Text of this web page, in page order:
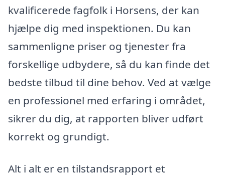
kvalificerede fagfolk i Horsens, der kan
hjælpe dig med inspektionen. Du kan
sammenligne priser og tjenester fra
forskellige udbydere, så du kan finde det
bedste tilbud til dine behov. Ved at vælge
en professionel med erfaring i området,
sikrer du dig, at rapporten bliver udført
korrekt og grundigt.
Alt i alt er en tilstandsrapport et